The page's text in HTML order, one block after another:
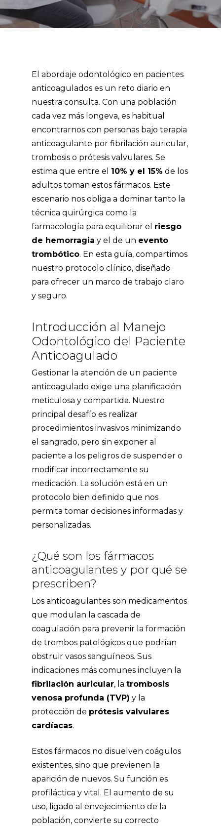
El abordaje odontológico en pacientes
anticoagulados es un reto diario en
nuestra consulta. Con una población
cada vez más longeva, es habitual
encontrarnos con personas bajo terapia
anticoagulante por fibrilación auricular,
trombosis o prótesis valvulares. Se
estima que entre el 10% y el 15% de los
adultos toman estos fármacos. Este
escenario nos obliga a dominar tanto la
técnica quirúrgica como la
farmacología para equilibrar el riesgo
de hemorragia y el de un evento
trombótico. En esta guía, compartimos
nuestro protocolo clínico, diseñado
para ofrecer un marco de trabajo claro
y seguro.
Introducción al Manejo
Odontológico del Paciente
Anticoagulado
Gestionar la atención de un paciente
anticoagulado exige una planificación
meticulosa y compartida. Nuestro
principal desafío es realizar
procedimientos invasivos minimizando
el sangrado, pero sin exponer al
paciente a los peligros de suspender o
modificar incorrectamente su
medicación. La solución está en un
protocolo bien definido que nos
permita tomar decisiones informadas y
personalizadas.
¿Qué son los fármacos
anticoagulantes y por qué se
prescriben?
Los anticoagulantes son medicamentos
que modulan la cascada de
coagulación para prevenir la formación
de trombos patológicos que podrían
obstruir vasos sanguíneos. Sus
indicaciones más comunes incluyen la
fibrilación auricular, la trombosis
venosa profunda (TVP) y la
protección de prótesis valvulares
cardíacas.
Estos fármacos no disuelven coágulos
existentes, sino que previenen la
aparición de nuevos. Su función es
profiláctica y vital. El aumento de su
uso, ligado al envejecimiento de la
población, convierte su correcto